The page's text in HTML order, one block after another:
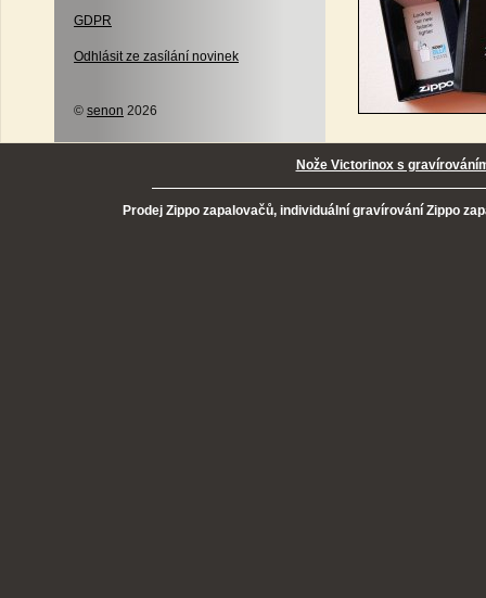
GDPR
Odhlásit ze zasílání novinek
© senon 2026
Nože Victorinox s
Prodej Zippo zapalovačů, individuální gravírování Zippo